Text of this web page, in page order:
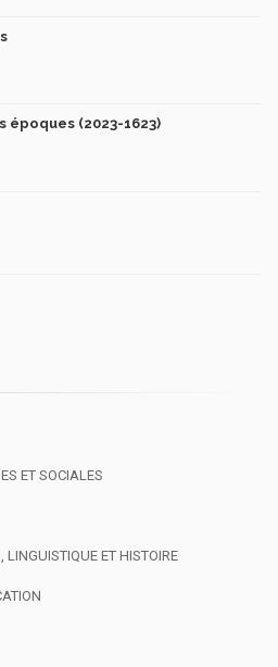
époques (2023-1623)
ET SOCIALES
LINGUISTIQUE ET HISTOIRE